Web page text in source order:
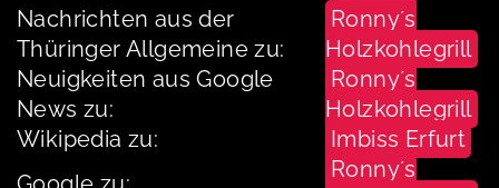
Nachrichten aus der
Thüringer Allgemeine zu:
Ronny´s
Holzkohlegrill
Neuigkeiten aus Google
News zu:
Ronny´s
Holzkohlegrill
Wikipedia zu:
Imbiss Erfurt
Ronny´s